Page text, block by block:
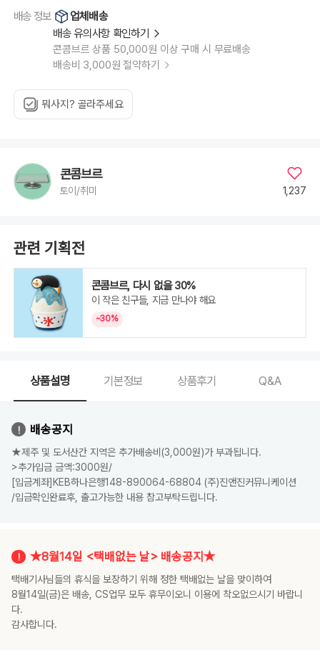
배송 정보
업체배송
배송 유의사항 확인하기
콘콤브르 상품 50,000원 이상 구매 시 무료배송
배송비 3,000원 절약하기
뭐사지? 골라주세요
콘콤브르
토이/취미 1,237
관련 기획전
콘콤브르, 다시 없을 30%
이 작은 친구들, 지금 만나야 해요
~30%
상품설명 기본정보 상품후기 Q&A
배송공지
★제주 및 도서산간 지역은 추가배송비(3,000원)가 부과됩니다.
>추가입금 금액:3000원/
[입금계좌]KEB하나은행148-890064-68804 (주)진앤진커뮤니케이션
/입금확인완료후, 출고가능한 내용 참고부탁드립니다.
★8월14일 <택배없는 날> 배송공지★
택배기사님들의 휴식을 보장하기 위해 정한 택배없는 날을 맞이하여
8월14일(금)은 배송, CS업무 모두 휴무이오니 이용에 착오없으시기 바랍니
다.
감사합니다.